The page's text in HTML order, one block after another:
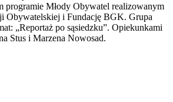
programie Młody Obywatel realizowanym
Obywatelskiej i Fundację BGK. Grupa
„Reportaż po sąsiedzku”. Opiekunkami
Stus i Marzena Nowosad.